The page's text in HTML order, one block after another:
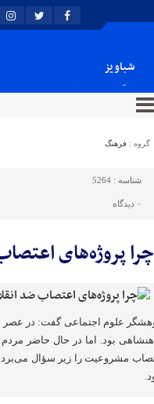
شباویز
گروه : فرهنگ
شناسه : 5264
۰ دیدگاه
چرا پروژه‌های
علوم اجتماعی گفت: در عصر
بود. اما در حال حاضر
مشروعیت را زیر سؤال